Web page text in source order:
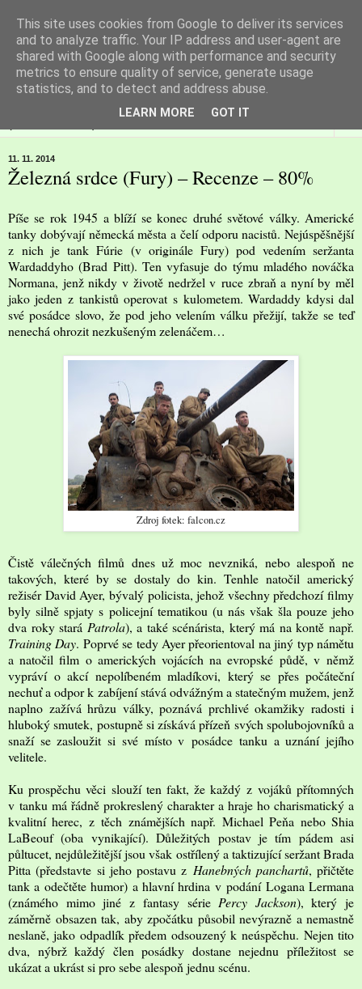
Filmspot
Recenze Honzy Vargy na filmové novinky v kinech
11. 11. 2014
Železná srdce (Fury) – Recenze – 80%
Píše se rok 1945 a blíží se konec druhé světové války. Americké
tanky dobývají německá města a čelí odporu nacistů. Nejúspěšnější
z nich je tank Fúrie (v originále Fury) pod vedením seržanta
Wardaddyho (Brad Pitt). Ten vyfasuje do týmu mladého nováčka
Normana, jenž nikdy v životě nedržel v ruce zbraň a nyní by měl
jako jeden z tankistů operovat s kulometem. Wardaddy kdysi dal
své posádce slovo, že pod jeho velením válku přežijí, takže se teď
nenechá ohrozit nezkušeným zelenáčem…
Zdroj fotek: falcon.cz
Čistě válečných filmů dnes už moc nevzniká, nebo alespoň ne
takových, které by se dostaly do kin. Tenhle natočil americký
režisér David Ayer, bývalý policista, jehož všechny předchozí filmy
byly silně spjaty s policejní tematikou (u nás však šla pouze jeho
dva roky stará Patrola), a také scénárista, který má na kontě např.
Training Day. Poprvé se tedy Ayer přeorientoval na jiný typ námětu
a natočil film o amerických vojácích na evropské půdě, v němž
vypráví o akcí nepolíbeném mladíkovi, který se přes počáteční
nechuť a odpor k zabíjení stává odvážným a statečným mužem, jenž
naplno zažívá hrůzu války, poznává prchlivé okamžiky radosti i
hluboký smutek, postupně si získává přízeň svých spolubojovníků a
snaží se zasloužit si své místo v posádce tanku a uznání jejího
velitele.
Ku prospěchu věci slouží ten fakt, že každý z vojáků přítomných
v tanku má řádně prokreslený charakter a hraje ho charismatický a
kvalitní herec, z těch známějších např. Michael Peňa nebo Shia
LaBeouf (oba vynikající). Důležitých postav je tím pádem asi
půltucet, nejdůležitější jsou však ostřílený a taktizující seržant Brada
Pitta (představte si jeho postavu z Hanebných panchartů, přičtěte
tank a odečtěte humor) a hlavní hrdina v podání Logana Lermana
(známého mimo jiné z fantasy série Percy Jackson), který je
záměrně obsazen tak, aby zpočátku působil nevýrazně a nemastně
neslaně, jako odpadlík předem odsouzený k neúspěchu. Nejen tito
dva, nýbrž každý člen posádky dostane nejednu příležitost se
ukázat a ukrást si pro sebe alespoň jednu scénu.
This site uses cookies from Google to deliver its services
and to analyze traffic. Your IP address and user-agent are
shared with Google along with performance and security
metrics to ensure quality of service, generate usage
statistics, and to detect and address abuse.
LEARN MORE GOT IT